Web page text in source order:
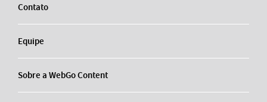
Contato
Equipe
Sobre a WebGo Content